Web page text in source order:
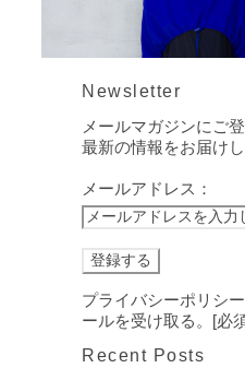
Newsletter
メールマガジンにご
最新の情報をお届けし
メールアドレス：
プライバシーポリシ
ールを受け取る。[必
Recent Posts